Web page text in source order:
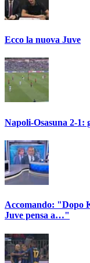
Ecco la nuova Juve
Napoli-Osasuna 2-1:
Accomando: "Dopo
Juve pensa a…"